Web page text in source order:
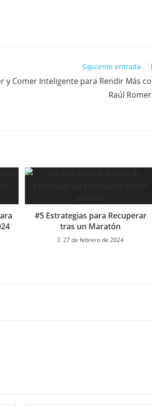
Siguiente entrada
y Comer Inteligente para Rendir Más
Raúl
#5 Estrategias para Recuperar
tras un Maratón
27 de febrero de 2024